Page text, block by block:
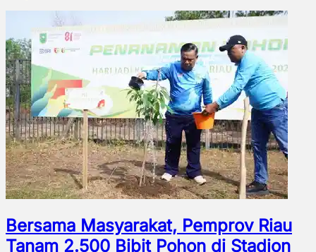
Bersama Masyarakat, Pemprov Riau
Tanam 2.500 Bibit Pohon di Stadion